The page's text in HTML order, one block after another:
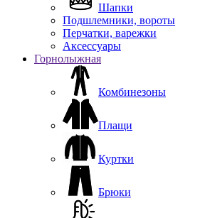
Шапки
Подшлемники, вороты
Перчатки, варежки
Аксессуары
Горнолыжная
Комбинезоны
Плащи
Куртки
Брюки